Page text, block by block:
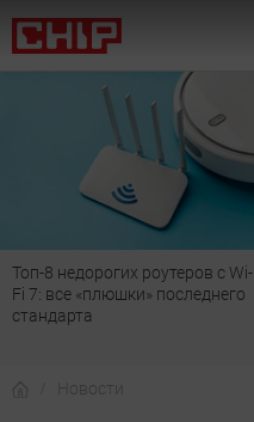
Топ-8 недорогих роутеров с Wi-
Fi 7: все «плюшки» последнего
стандарта
Новости